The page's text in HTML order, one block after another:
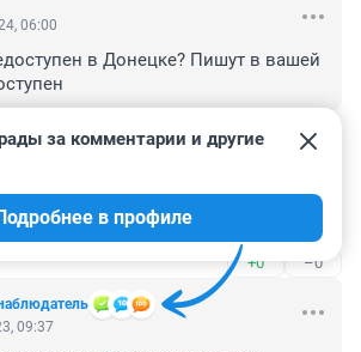
06:00
в Донецке? Пишут в вашей
–0
+0 –0
за комментарии и другие
в профиле
09:37